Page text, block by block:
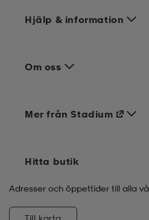
Hjälp & information
Om oss
Mer från Stadium
Hitta butik
Adresser och öppettider till alla
Till karta